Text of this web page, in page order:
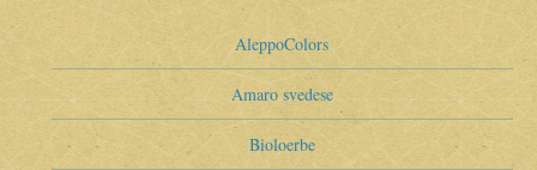
AleppoColors
Amaro svedese
Bioloerbe